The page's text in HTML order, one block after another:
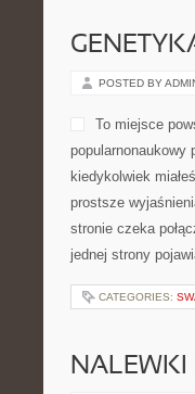
POSTED BY
To miejsce
kiedykolwiek
prostsze
stronie czeka
jednej strony
CATEGORIES:
NALEWKI